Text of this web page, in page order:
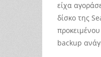
είχα
δίσκο της
backup